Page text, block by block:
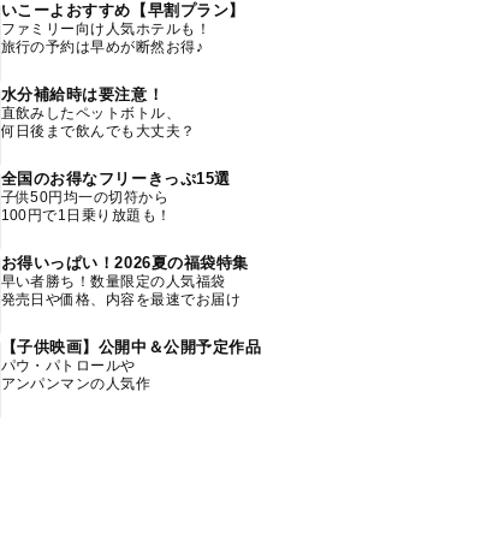
いこーよおすすめ【早割プラン】
ファミリー向け人気ホテルも！
旅行の予約は早めが断然お得♪
水分補給時は要注意！
直飲みしたペットボトル、
何日後まで飲んでも大丈夫？
全国のお得なフリーきっぷ15選
子供50円均一の切符から
100円で1日乗り放題も！
お得いっぱい！2026夏の福袋特集
早い者勝ち！数量限定の人気福袋
発売日や価格、内容を最速でお届け
【子供映画】公開中＆公開予定作品
パウ・パトロールや
アンパンマンの人気作